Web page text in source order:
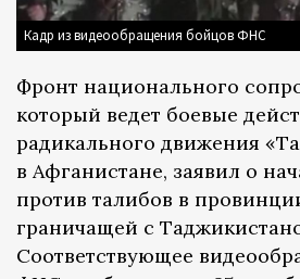
Кадр из видеообращения бойцов ФНС
Фронт национального
который ведет боевые
радикального движения
в Афганистане, заявил о
против талибов в
граничащей с
Соответствующее